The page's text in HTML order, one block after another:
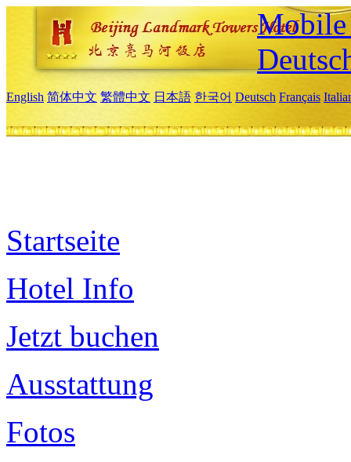
Mobile
English 简体中文 繁體中文 日本語 한국어 Deutsch Français
Startseite
Hotel Info
Jetzt buchen
Ausstattung
Fotos